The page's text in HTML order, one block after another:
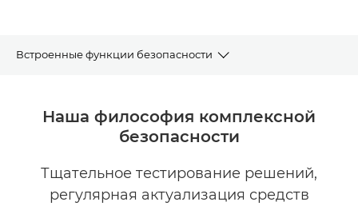
Встроенные функции безопасности
СОПУТСТВУЮЩИЕ ПРОДУКТЫ
Наша философия комплексной
безопасности
Тщательное тестирование решений,
регулярная актуализация средств